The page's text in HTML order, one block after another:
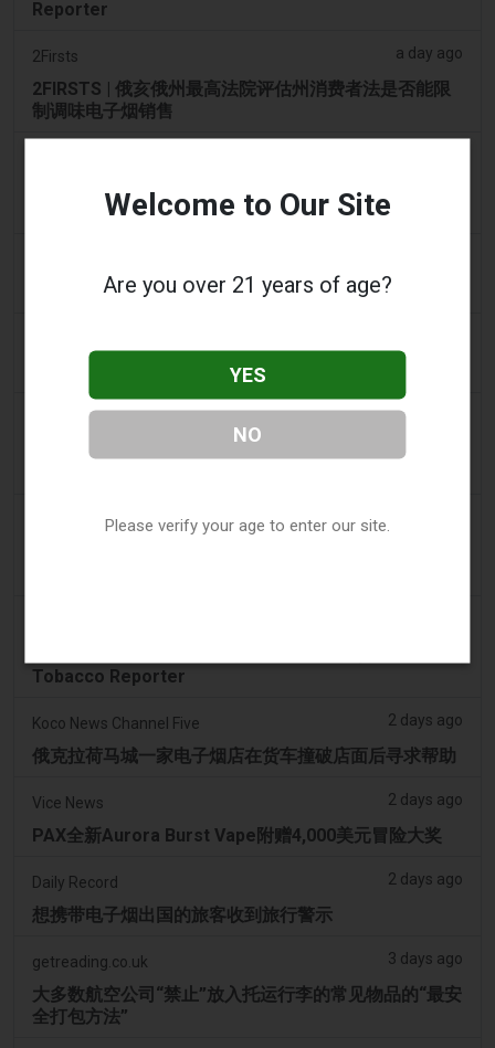
Reporter
2Firsts a day ago
2FIRSTS | 俄亥俄州最高法院评估州消费者法是否能限
制调味电子烟销售
男子承认参与犯罪集团，在 Lentor 的房屋和
Sembawang 的公寓中储存了 58,000 件电子烟制品
购物者声称：商业街上的电子烟店太多了
Dentsu 赢得南澳州戒烟与电子烟控制业务 - AdNews
Newsbreak 2 days ago
拉梅洛·鲍尔的公寓因‘电子烟店’室内设计而在网上引发
Irish Examiner
Tobacco Reporter
Koco News Channel Five 2 days ago
俄克拉荷马城一家电子烟店在货车撞破店面后寻求帮助
Vice News 2 days ago
PAX全新Aurora Burst Vape附赠4,000美元冒险大奖
Daily Record 2 days ago
想携带电子烟出国的旅客收到旅行警示
getreading.co.uk 3 days ago
大多数航空公司“禁止”放入托运行李的常见物品的“最安
全打包方法”
Welcome to Our Site
Are you over 21 years of age?
YES
NO
Please verify your age to enter our site.